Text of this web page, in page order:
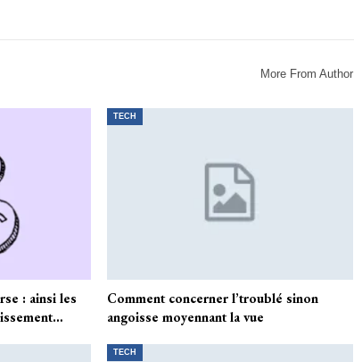
More From Author
: ainsi les
TECH
Comment concerner l’troublé sinon
angoisse moyennant la vue
TECH